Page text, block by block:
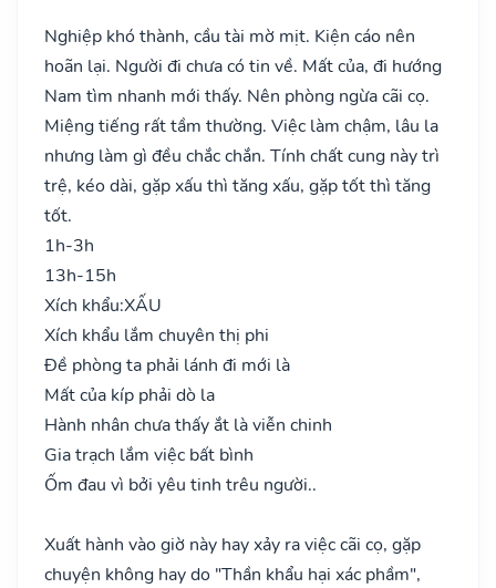
Nghiệp khó thành, cầu tài mờ mịt. Kiện cáo nên
hoãn lại. Người đi chưa có tin về. Mất của, đi hướng
Nam tìm nhanh mới thấy. Nên phòng ngừa cãi cọ.
Miệng tiếng rất tầm thường. Việc làm chậm, lâu la
nhưng làm gì đều chắc chắn. Tính chất cung này trì
trệ, kéo dài, gặp xấu thì tăng xấu, gặp tốt thì tăng
tốt.
1h-3h
13h-15h
Xích khẩu:XẤU
Xích khẩu lắm chuyên thị phi
Đề phòng ta phải lánh đi mới là
Mất của kíp phải dò la
Hành nhân chưa thấy ắt là viễn chinh
Gia trạch lắm việc bất bình
Ốm đau vì bởi yêu tinh trêu người..
Xuất hành vào giờ này hay xảy ra việc cãi cọ, gặp
chuyện không hay do "Thần khẩu hại xác phầm",